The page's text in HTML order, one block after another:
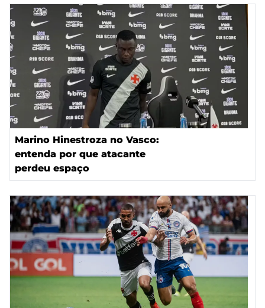
Marino Hinestroza no Vasco:
entenda por que atacante
perdeu espaço